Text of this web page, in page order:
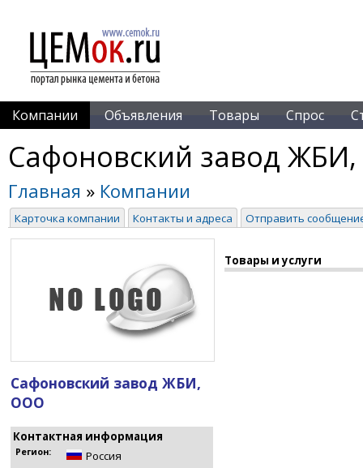
Компании Объявления Товары Спрос
Сафоновский завод
Главная » Компании
Карточка компании Контакты и адреса Отправить
Сафоновский завод ЖБИ,
ООО
Контактная информация
Регион: Россия
Товары и услуги